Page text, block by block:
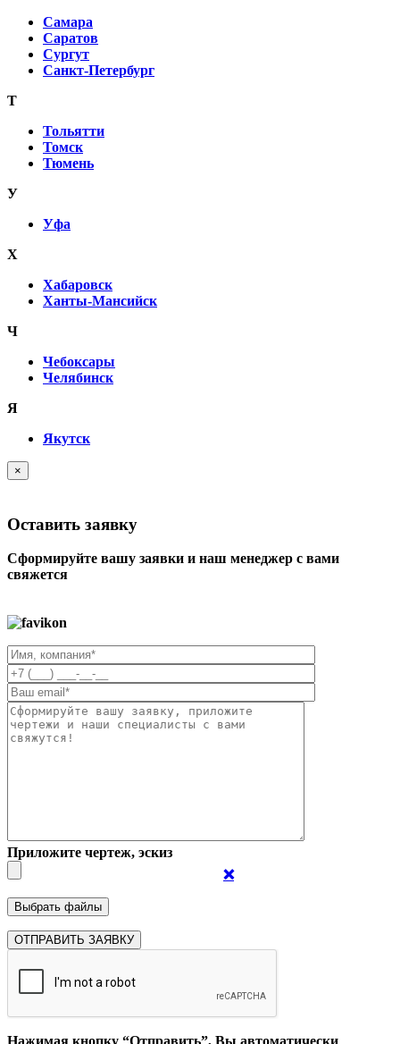
Самара
Саратов
Сургут
Санкт-Петербург
Т
Тольятти
Томск
Тюмень
У
Уфа
Х
Хабаровск
Ханты-Мансийск
Ч
Чебоксары
Челябинск
Я
Якутск
×
Оставить заявку
Сформируйте вашу заявки и наш менеджер с вами
свяжется
Приложите чертеж, эскиз
❌